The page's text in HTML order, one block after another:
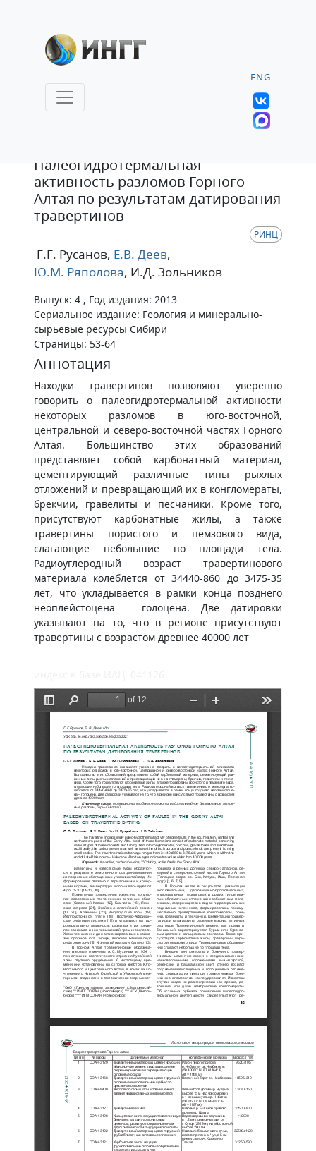
ENG
Палеогидротермальная
активность разломов Горного
Алтая по результатам датирования
травертинов
РИНЦ
Г.Г. Русанов, Е.В. Деев,
Ю.М. Ряполова, И.Д. Зольников
Выпуск: 4 , Год издания: 2013
Сериальное издание: Геология и минерально-
сырьевые ресурсы Сибири
Страницы: 53-64
Аннотация
Находки травертинов позволяют уверенно
говорить о палеогидротермальной активности
некоторых разломов в юго-восточной,
центральной и северо-восточной частях Горного
Алтая. Большинство этих образований
представляет собой карбонатный материал,
цементирующий различные типы рыхлых
отложений и превращающий их в конгломераты,
брекчии, гравелиты и песчаники. Кроме того,
присутствуют карбонатные жилы, а также
травертины пористого и пемзового вида,
слагающие небольшие по площади тела.
Радиоуглеродный возраст травертинового
материала колеблется от 34440-860 до 3475-35
лет, что укладывается в рамки конца позднего
неоплейстоцена - голоцена. Две датировки
указывают на то, что в регионе присутствуют
травертины с возрастом древнее 40000 лет